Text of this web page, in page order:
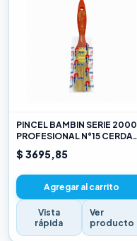
PINCEL BAMBIN SERIE 2000
PROFESIONAL N°15 CERDA
CHINA BLANCA
$ 3695,85
Agregar al carrito
Vista
rápida
Ver
producto